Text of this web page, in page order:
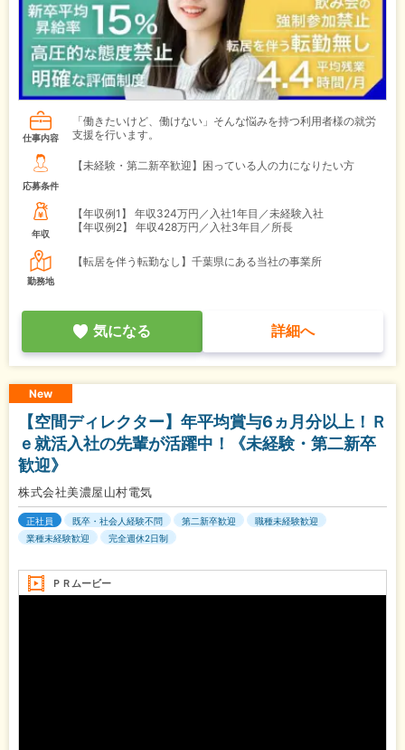
仕事内容
「働きたいけど、働けない」そんな悩みを持つ利用者様の就労
支援を行います。
応募条件
【未経験・第二新卒歓迎】困っている人の力になりたい方
年収
【年収例1】
年収324万円／入社1年目／未経験入社
【年収例2】
年収428万円／入社3年目／所長
勤務地
【転居を伴う転勤なし】千葉県にある当社の事業所
気になる 詳細へ
New
【空間ディレクター】年平均賞与6ヵ月分以上！Ｒ
ｅ就活入社の先輩が活躍中！《未経験・第二新卒
歓迎》
株式会社美濃屋山村電気
正社員 既卒・社会人経験不問 第二新卒歓迎
職種未経験歓迎
業種未経験歓迎
完全週休2日制
ＰＲムービー